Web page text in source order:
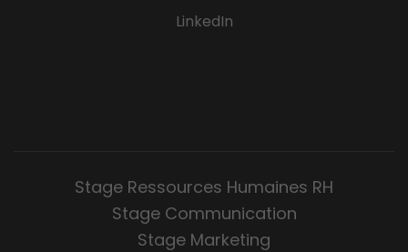
LinkedIn
Stage Ressources Humaines RH
Stage Communication
Stage Marketing